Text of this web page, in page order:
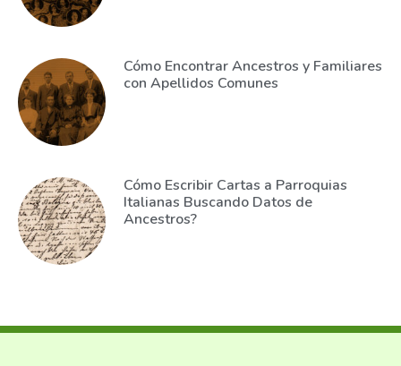
Cómo Encontrar Ancestros y Familiares
con Apellidos Comunes
Cómo Escribir Cartas a Parroquias
Italianas Buscando Datos de
Ancestros?